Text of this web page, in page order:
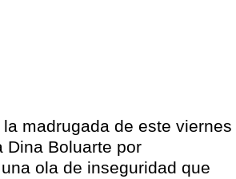
madrugada de este viernes
Dina Boluarte por
ola de inseguridad que